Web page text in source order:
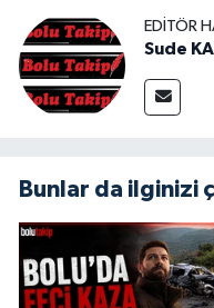
EDITÖR
Sude
Bunlar da ilginizi